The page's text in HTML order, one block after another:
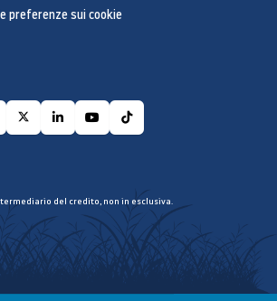
preferenze sui cookie
del credito, non in esclusiva.